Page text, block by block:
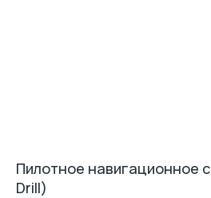
Пилотное навигационное
Drill)